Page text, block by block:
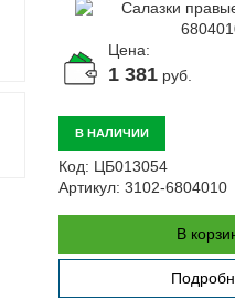
Цена:
1 381руб.
В НАЛИЧИИ
Код: ЦБ013054
Артикул: 3102-6804010
В